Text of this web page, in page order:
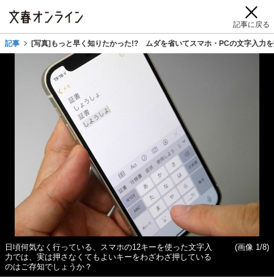
記事に戻る
記事 [写真]もっと早く知りたかった!? ムダを省いてスマホ・PCの文字入力
日頃何気なく行っている、スマホの12キーを使った文字入
力では、実は押さなくてもよいキーをわざわざ押している
のはご存知でしょうか？
(画像 1/8)